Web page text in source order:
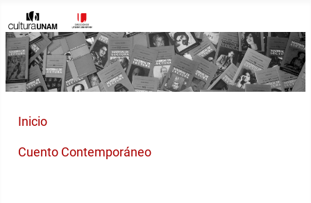
Inicio
Cuento Contemporáneo